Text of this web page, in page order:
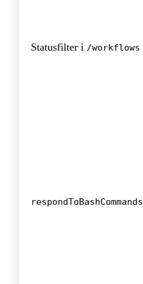
Statusfilter i /workflows
respondToBashCommands